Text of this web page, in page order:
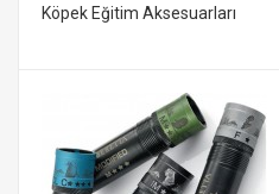
Köpek Eğitim Aksesuarları